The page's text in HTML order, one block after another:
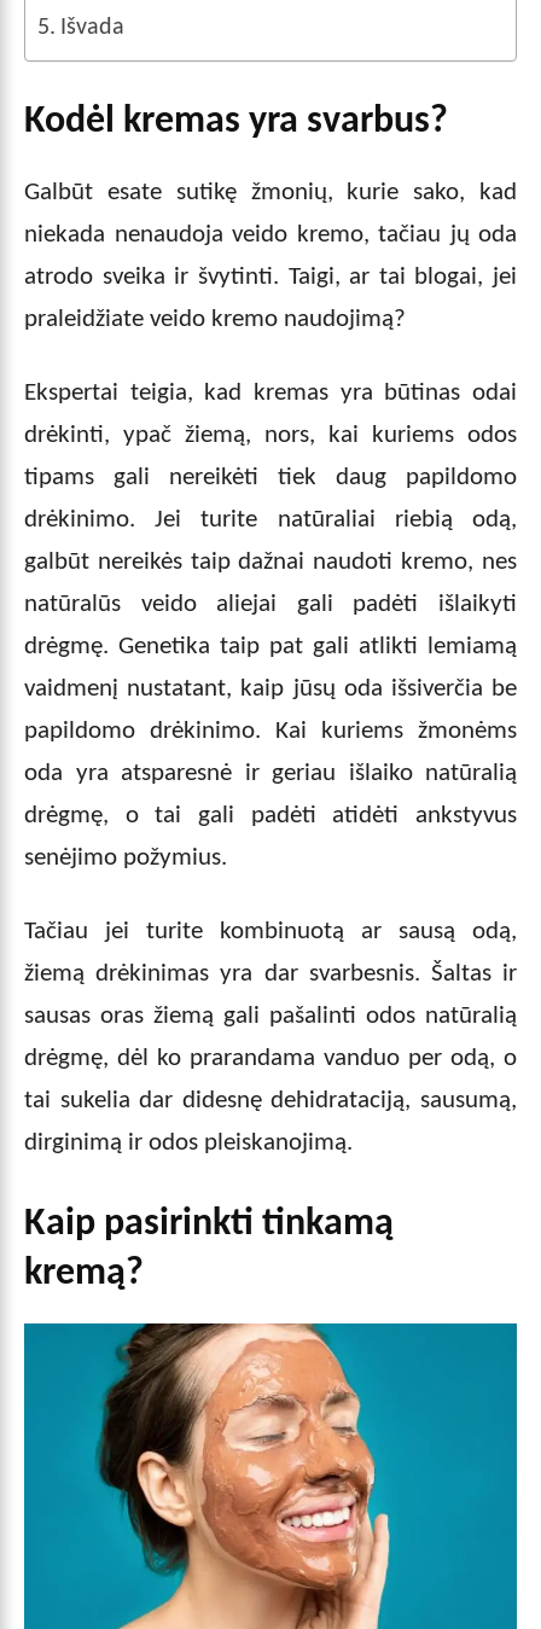
Išvada
Kodėl kremas yra svarbus?
Galbūt esate sutikę žmonių, kurie sako, kad
niekada nenaudoja veido kremo, tačiau jų oda
atrodo sveika ir švytinti. Taigi, ar tai blogai, jei
praleidžiate veido kremo naudojimą?
Ekspertai teigia, kad kremas yra būtinas odai
drėkinti, ypač žiemą, nors, kai kuriems odos
tipams gali nereikėti tiek daug papildomo
drėkinimo. Jei turite natūraliai riebią odą,
galbūt nereikės taip dažnai naudoti kremo, nes
natūralūs veido aliejai gali padėti išlaikyti
drėgmę. Genetika taip pat gali atlikti lemiamą
vaidmenį nustatant, kaip jūsų oda išsiverčia be
papildomo drėkinimo. Kai kuriems žmonėms
oda yra atsparesnė ir geriau išlaiko natūralią
drėgmę, o tai gali padėti atidėti ankstyvus
senėjimo požymius.
Tačiau jei turite kombinuotą ar sausą odą,
žiemą drėkinimas yra dar svarbesnis. Šaltas ir
sausas oras žiemą gali pašalinti odos natūralią
drėgmę, dėl ko prarandama vanduo per odą, o
tai sukelia dar didesnę dehidrataciją, sausumą,
dirginimą ir odos pleiskanojimą.
Kaip pasirinkti tinkamą
kremą?